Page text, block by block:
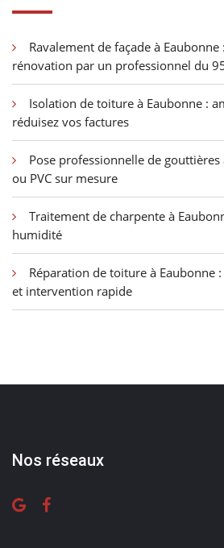
Ravalement de façade à
rénovation par un professionnel du
Isolation de toiture à Eaubonne :
réduisez vos factures
Pose professionnelle de gouttières
ou PVC sur mesure
Traitement de charpente à
humidité
Réparation de toiture à Eaubonne
et intervention rapide
Nos réseaux